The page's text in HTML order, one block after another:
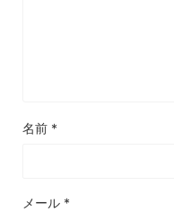
名前 *
メール *